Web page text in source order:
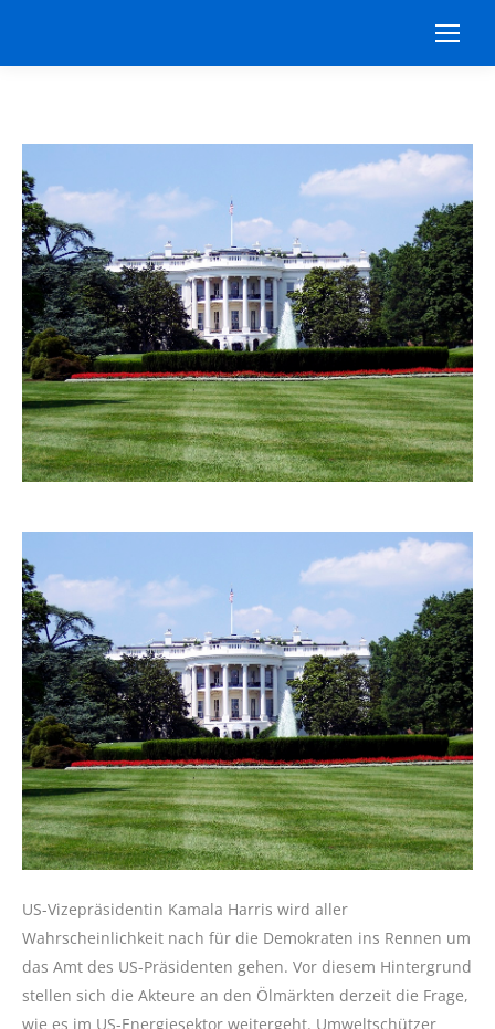
US-Vizepräsidentin Kamala Harris wird aller
Wahrscheinlichkeit nach für die Demokraten ins Rennen um
das Amt des US-Präsidenten gehen. Vor diesem Hintergrund
stellen sich die Akteure an den Ölmärkten derzeit die Frage,
wie es im US-Energiesektor weitergeht. Umweltschützer